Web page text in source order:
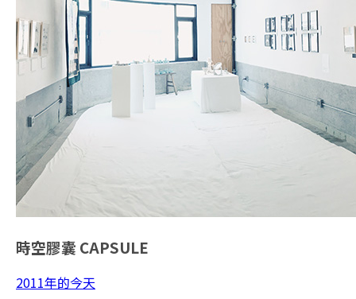
時空膠囊 CAPSULE
2011年的今天